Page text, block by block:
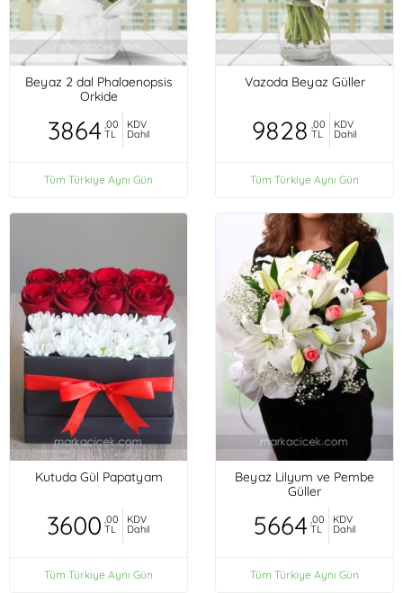
Beyaz 2 dal Phalaenopsis
Orkide
3864 ,00
TL
KDV
Dahil
Tüm Türkiye Aynı Gün
Vazoda Beyaz Güller
9828 ,00
TL
KDV
Dahil
Tüm Türkiye Aynı Gün
Kutuda Gül Papatyam
3600 ,00
TL
KDV
Dahil
Tüm Türkiye Aynı Gün
Beyaz Lilyum ve Pembe
Güller
5664 ,00
TL
KDV
Dahil
Tüm Türkiye Aynı Gün